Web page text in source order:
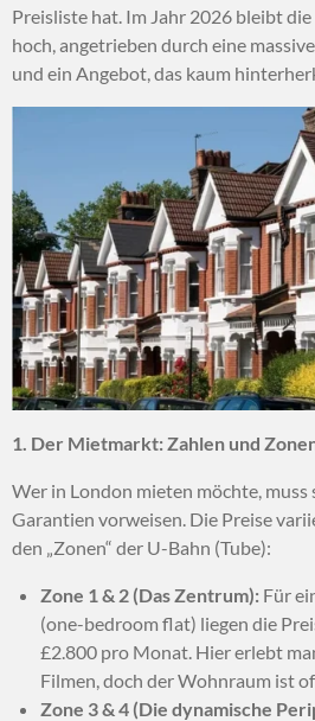
Preisliste hat. Im Jahr 2026 bleibt
hoch, angetrieben durch eine
und ein Angebot, das kaum
1. Der Mietmarkt: Zahlen und
Wer in London mieten möchte, muss
Garantien vorweisen. Die Preise
den „Zonen“ der U-Bahn (Tube):
Zone 1 & 2 (Das Zentrum): Für
(one-bedroom flat) liegen die
£2.800 pro Monat. Hier erlebt
Filmen, doch der Wohnraum ist
Zone 3 & 4 (Die dynamische